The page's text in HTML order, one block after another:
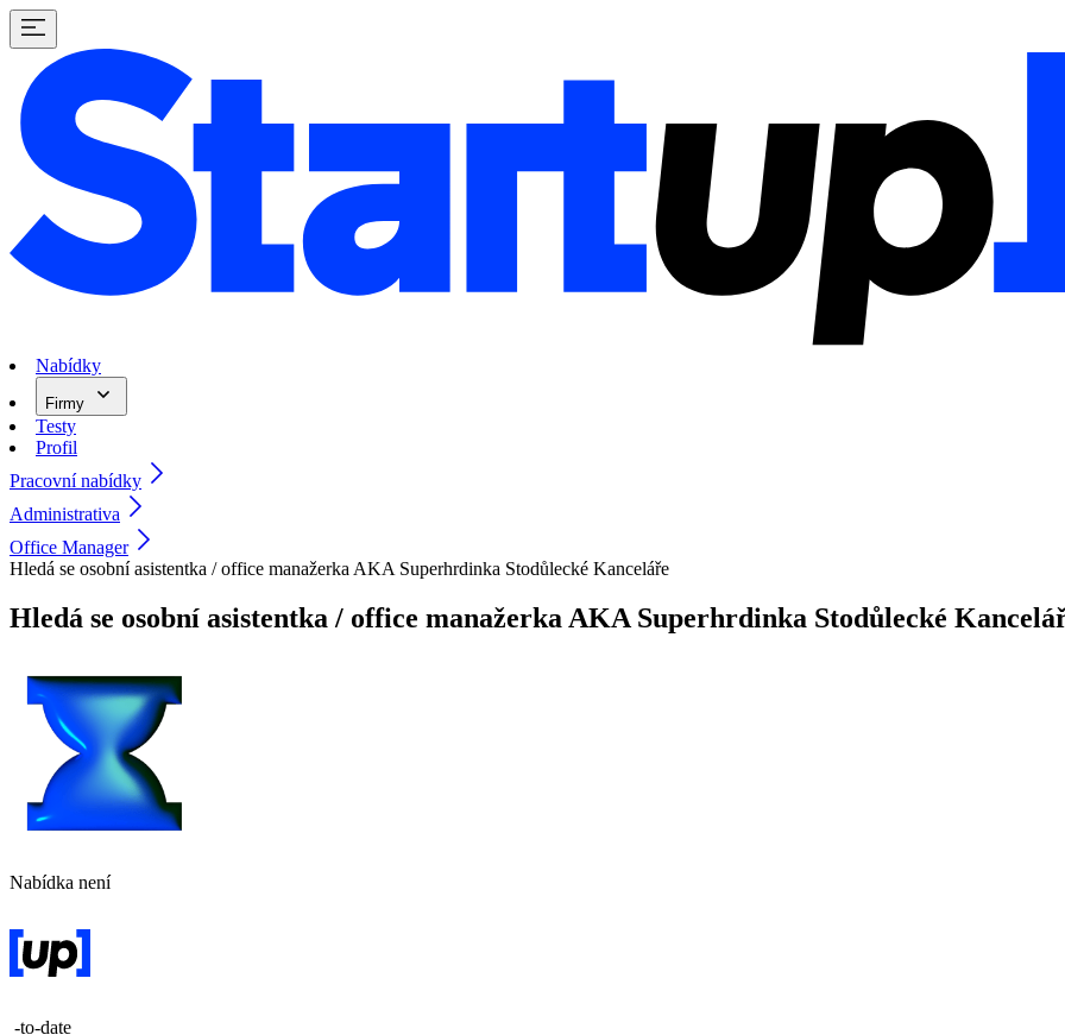
Nabídky
Firmy
Testy
Profil
Pracovní nabídky
Administrativa
Office Manager
Hledá se osobní asistentka / office manažerka AKA Superhrdinka Stodůlecké Kanceláře
Hledá se osobní asistentka / office manažerka AKA Superhrdinka Stodůlecké
Nabídka není
-to-date